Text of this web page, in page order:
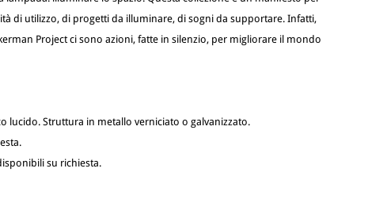
di utilizzo, di progetti da illuminare, di sogni da supportare. Infatti,
Project ci sono azioni, fatte in silenzio, per migliorare il mondo
lucido. Struttura in metallo verniciato o galvanizzato.
su richiesta.